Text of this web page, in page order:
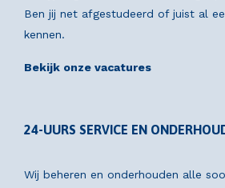
Ben jij net afgestudeerd of juist al
kennen.
Bekijk onze vacatures
24-UURS SERVICE EN
Wij beheren en onderhouden alle